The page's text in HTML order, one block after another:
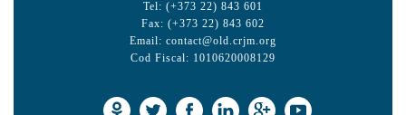
Tel: (+373 22) 843 601
Fax: (+373 22) 843 602
Email: contact@old.crjm.org
Cod Fiscal: 1010620008129